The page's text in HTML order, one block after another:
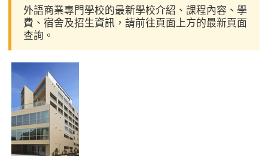
外語商業專門學校的最新學校介紹、課程內容、學
費、宿舍及招生資訊，請前往頁面上方的最新頁面
查詢。